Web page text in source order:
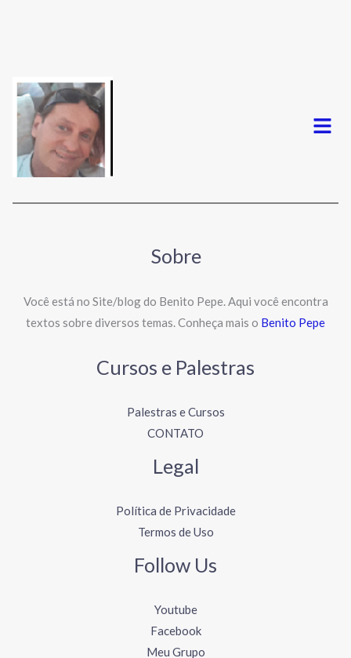
Menu
Sobre
Você está no Site/blog do Benito Pepe. Aqui você encontra
textos sobre diversos temas. Conheça mais o Benito Pepe
Cursos e Palestras
Palestras e Cursos
CONTATO
Legal
Política de Privacidade
Termos de Uso
Follow Us
Youtube
Facebook
Meu Grupo